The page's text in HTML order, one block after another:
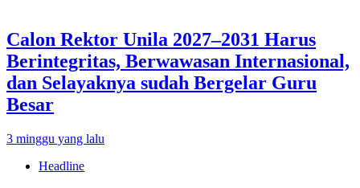
Calon Rektor Unila 2027–2031 Harus
Berintegritas, Berwawasan Internasional,
dan Selayaknya sudah Bergelar Guru
Besar
3 minggu yang lalu
Headline